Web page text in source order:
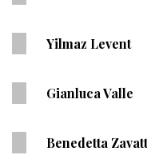
Yilmaz Levent
Gianluca Valle
Benedetta